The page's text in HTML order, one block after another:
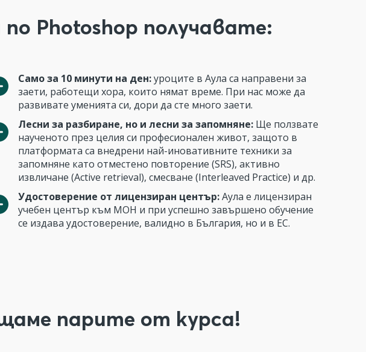
Photoshop получавате:
Само за 10 минути на ден:уроците в Аула са направени за
заети, работещи хора, които нямат време. При нас може да
развивате уменията си, дори да сте много заети.
Лесни за разбиране, но и лесни за запомняне: Ще ползвате
наученото през целия си професионален живот, защото в
платформата са внедрени най-иновативните техники за
запомняне като отместено повторение (SRS), активно
извличане (Active retrieval), смесване (Interleaved Practice) и др.
Удостоверение от лицензиран център:Аула е лицензиран
учебен център към МОН и при успешно завършено обучение
се издава удостоверение, валидно в България, но и в ЕС.
парите от курса!